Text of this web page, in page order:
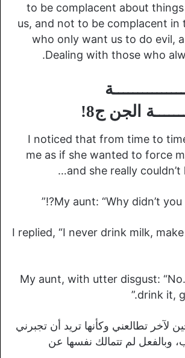
to be complacent about
us, and not to be complacent in
who only want us to do evil,
Dealing with those who
الجن ج8!
I noticed that from time to
me as if she wanted to force
and she really couldn’t
My aunt: “Why didn’t you
I replied, “I never drink milk,
My aunt, with utter disgust:
drink it,
لآخر تطالعني وكأنها تريد أن تجبرني
وبالفعل لم تتمالك نفسها عن